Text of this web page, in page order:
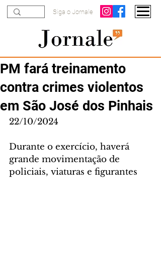
Siga o Jornale
PM fará treinamento
contra crimes violentos
em São José dos Pinhais
22/10/2024
Durante o exercício, haverá
grande movimentação de
policiais, viaturas e figurantes